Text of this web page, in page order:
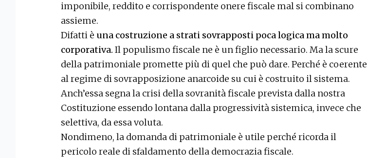
imponibile, reddito e corrispondente onere fiscale mal si combinano
assieme.
Difatti è una costruzione a strati sovrapposti poca logica ma molto
corporativa. Il populismo fiscale ne è un figlio necessario. Ma la scure
della patrimoniale promette più di quel che può dare. Perché è coerente
al regime di sovrapposizione anarcoide su cui è costruito il sistema.
Anch’essa segna la crisi della sovranità fiscale prevista dalla nostra
Costituzione essendo lontana dalla progressività sistemica, invece che
selettiva, da essa voluta.
Nondimeno, la domanda di patrimoniale è utile perché ricorda il
pericolo reale di sfaldamento della democrazia fiscale.